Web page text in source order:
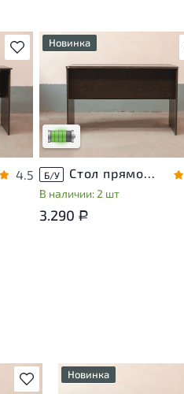
В избранное
4.5
Новинка
У товара присутствуют
эксплуатации, не влияющие
на удобство его
использования
Низкая степень износа
Б/У Стол прямоугольный ЛДСП Венге
В наличии: 2 шт
3.290 Р
В избранноеНовинка